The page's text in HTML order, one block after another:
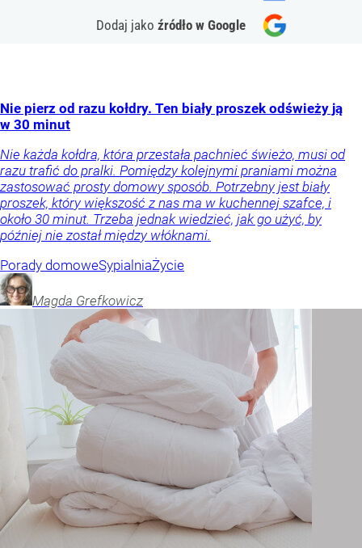
Dodaj jako źródło w Google
Nie pierz od razu kołdry. Ten biały proszek odświeży ją
w 30 minut
Nie każda kołdra, która przestała pachnieć świeżo, musi od
razu trafić do pralki. Pomiędzy kolejnymi praniami można
zastosować prosty domowy sposób. Potrzebny jest biały
proszek, który większość z nas ma w kuchennej szafce, i
około 30 minut. Trzeba jednak wiedzieć, jak go użyć, by
później nie został między włóknami.
Porady domoweSypialniaŻycie
Magda Grefkowicz